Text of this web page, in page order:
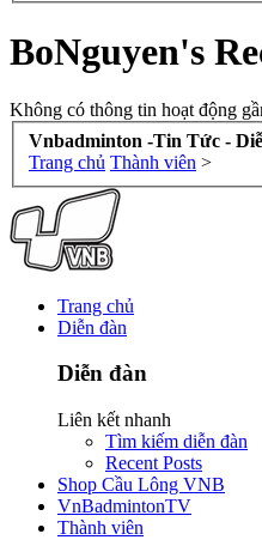
BoNguyen's
Không có thông tin hoạt động
Vnbadminton -Tin Tức -
Trang chủ Thành viên >
Trang chủ
Diễn đàn
Diễn đàn
Liên kết nhanh
Tìm kiếm diễn đàn
Recent Posts
Shop Cầu Lông VNB
VnBadmintonTV
Thành viên